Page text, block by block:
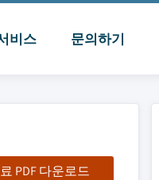
비스 문의하기
PDF 다운로드